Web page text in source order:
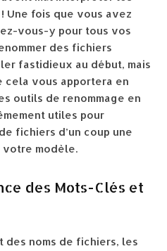
Une fois que vous avez
vous-y pour tous vos
des fichiers
fastidieux au début, mais
cela vous apportera en
outils de renommage en
utiles pour
fichiers d’un coup une
modèle.
des Mots-Clés et
noms de fichiers, les